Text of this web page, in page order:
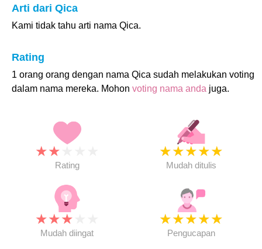
Arti dari Qica
Kami tidak tahu arti nama Qica.
Rating
1 orang orang dengan nama Qica sudah melakukan voting
dalam nama mereka. Mohon voting nama anda juga.
★★
Rating
★★★★★
Mudah ditulis
★★★
Mudah diingat
★★★★★
Pengucapan